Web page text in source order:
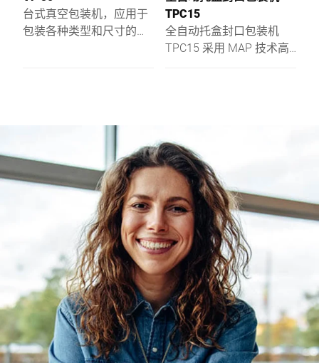
台式真空包装机，应用于
包装各种类型和尺寸的食
TPC15
全自动托盒封口包装机
TPC15 采用 MAP 技术高
得由一手打造的符合需求
且节约空间的高效生产线
解决方案。